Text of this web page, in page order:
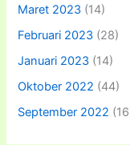
Maret 2023 (14)
Februari 2023 (28)
Januari 2023 (14)
Oktober 2022 (44)
September 2022